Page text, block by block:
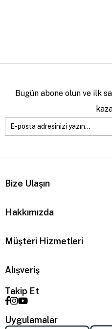
Bugün abone olun ve ilk
Bize Ulaşın
Hakkımızda
Müşteri Hizmetleri
Alışveriş
Takip Et
Uygulamalar